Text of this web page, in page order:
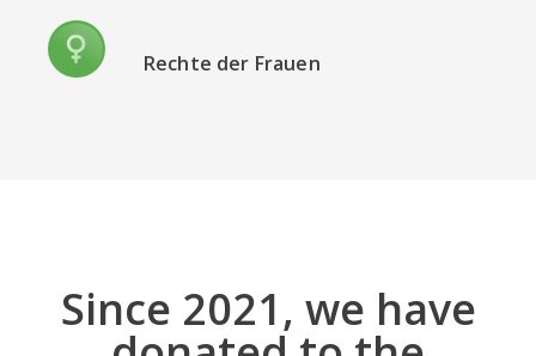
Rechte der Frauen
Since 2021, we have